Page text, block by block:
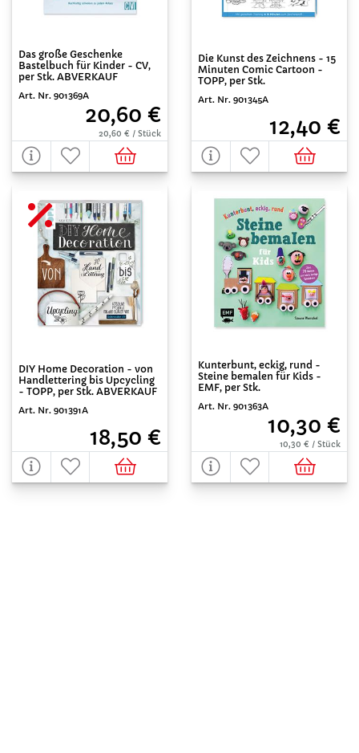
Das große Geschenke
Bastelbuch für Kinder - CV,
per Stk. ABVERKAUF
Art. Nr. 901369A
20,60 €
20,60 € / Stück
Die Kunst des Zeichnens - 15
Minuten Comic Cartoon -
TOPP, per Stk.
Art. Nr. 901345A
12,40 €
DIY Home Decoration - von
Handlettering bis Upcycling
- TOPP, per Stk. ABVERKAUF
Art. Nr. 901391A
18,50 €
Kunterbunt, eckig, rund -
Steine bemalen für Kids -
EMF, per Stk.
Art. Nr. 901363A
10,30 €
10,30 € / Stück